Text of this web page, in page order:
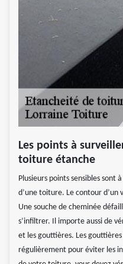
Les points à
toiture étanche
Plusieurs points sensibles sont
d’une toiture. Le contour d’un
Une souche de cheminée
s’infiltrer. Il importe aussi de
et les gouttières. Les
régulièrement pour éviter les